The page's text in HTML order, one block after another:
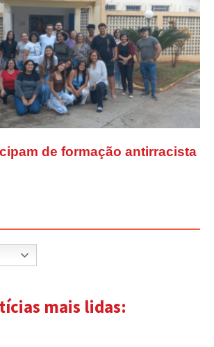
de formação antirracista
mais lidas: